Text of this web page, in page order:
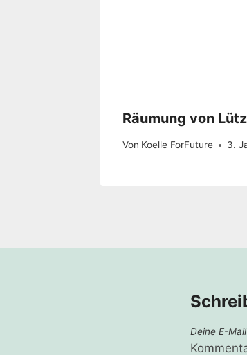
Räumung von
Von Koelle ForFuture 3.
Deine E-